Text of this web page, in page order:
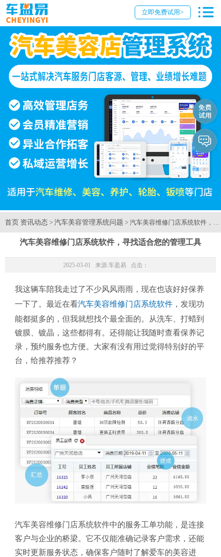
立即免费试用>
首页 资讯动态 > 汽车美容管理系统问题 > 汽车美容维修门店系统软件，
汽车美容维修门店系统软件，寻找适合您的管理工具
2025-03-01 来源:车盈易 点击：
我这辆车陪我走过了不少风风雨雨，现在也该好好保养
一下了。最近在看汽车美容维修门店系统软件 ，发现功
能都挺多的，但我就想找个最全面的。从洗车、打蜡到
镀膜、镀晶，这些都得有。还得能让我随时查看保养记
录，预约服务也方便。大家有没有用过觉得特别好的平
台，给推荐推荐？
汽车美容维修门店系统软件中的服务工单功能，是连接
客户与企业的桥梁。它不仅能准确记录客户需求，还能
实时更新服务状态，确保客户随时了解爱车的美容进